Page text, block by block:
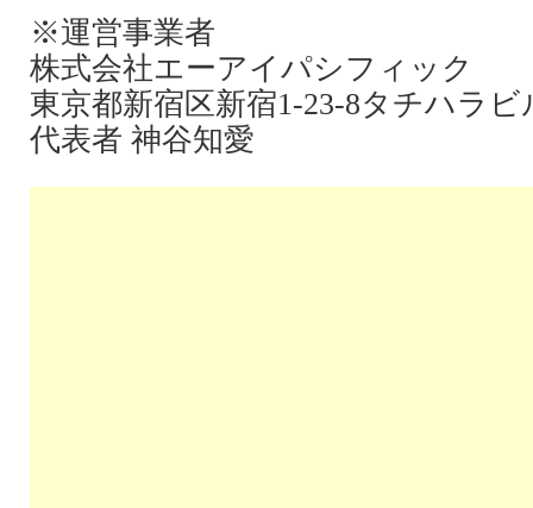
※運営事業者
株式会社エーアイパシフィック
東京都新宿区新宿1-23-8タチハラビ
代表者 神谷知愛